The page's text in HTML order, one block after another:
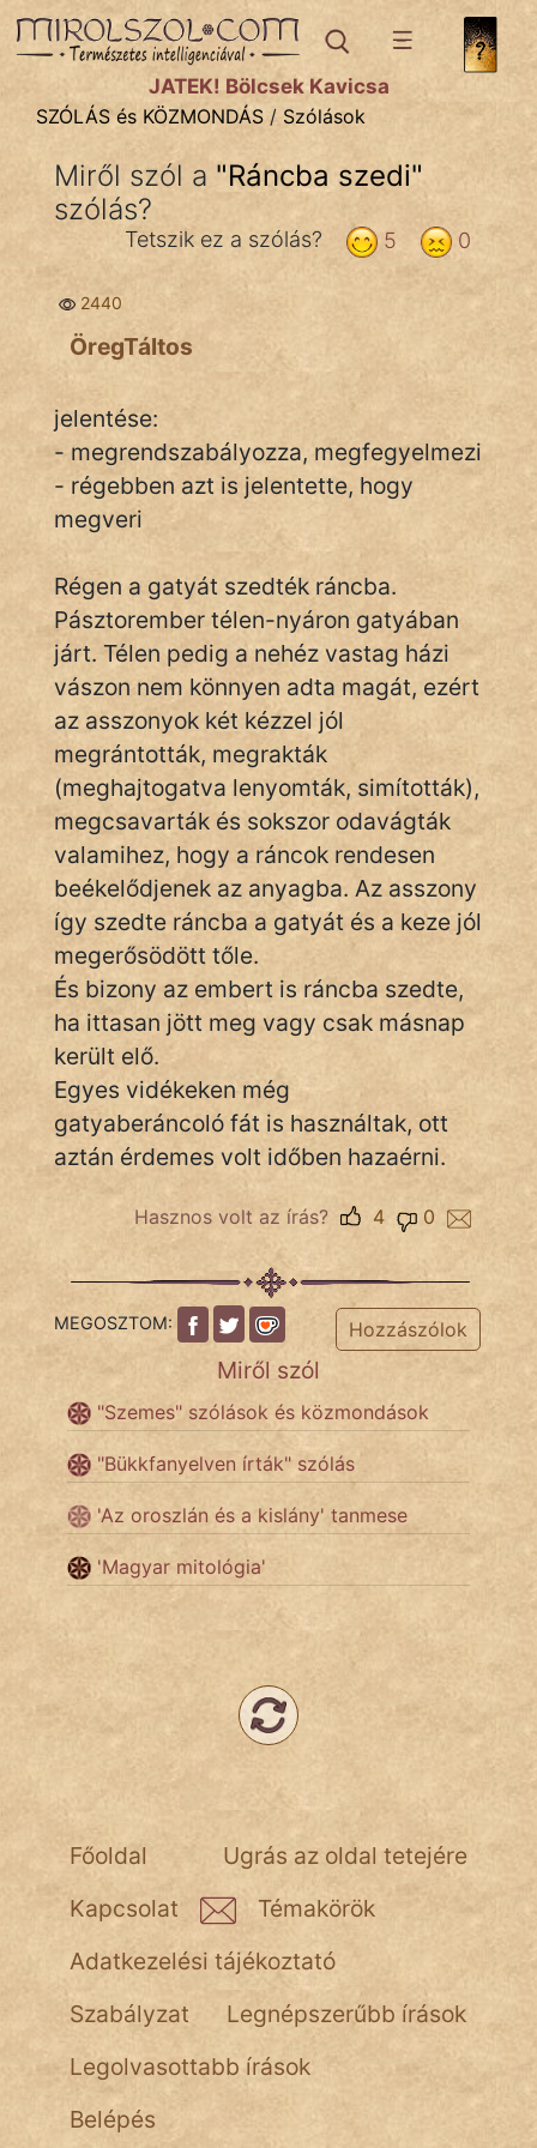
SZÓLÁS ÉS KÖZMONDÁStémák:
Bibliai
Közmondások
Szállóigék
Szóláscsoportok
Szólások
Tréfás
IRODALOM
SZÓLÁS
KÖZMONDÁS
PSZICHO
ZENE
FILM
ÉLETMÓD
MAGYARSÁG
TÖRTÉNELEM
Népszerű szerzőink:
Hunor
Jób Gedeon
Láron Ádám
mikkamakka
vörös ördög
nagyöreg
NapHold
pszichopati
Hoffer Botond
szemfüles
JÁTÉK! Bölcsek Kavicsa
SZÓLÁS és KÖZMONDÁS / Szólások
Miről szól a "Ráncba szedi"
szólás?
0
5
Tetszik ez a szólás?
2440
ÖregTáltos
jelentése:
- megrendszabályozza, megfegyelmezi
- régebben azt is jelentette, hogy
megveri
Régen a gatyát szedték ráncba.
Pásztorember télen-nyáron gatyában
járt. Télen pedig a nehéz vastag házi
vászon nem könnyen adta magát, ezért
az asszonyok két kézzel jól
megrántották, megrakták
(meghajtogatva lenyomták, simították),
megcsavarták és sokszor odavágták
valamihez, hogy a ráncok rendesen
beékelődjenek az anyagba. Az asszony
így szedte ráncba a gatyát és a keze jól
megerősödött tőle.
És bizony az embert is ráncba szedte,
ha ittasan jött meg vagy csak másnap
került elő.
Egyes vidékeken még
gatyaberáncoló fát is használtak, ott
aztán érdemes volt időben hazaérni.
Hasznos volt az írás? 0
4
MEGOSZTOM: Hozzászólok
Miről szól
"Szemes" szólások és közmondások
"Bükkfanyelven írták" szólás
'Az oroszlán és a kislány' tanmese
'Magyar mitológia'
Ugrás az oldal tetejére
Főoldal
Kapcsolat
Témakörök
Adatkezelési tájékoztató
Szabályzat
Legnépszerűbb írások
Legolvasottabb írások
Belépés